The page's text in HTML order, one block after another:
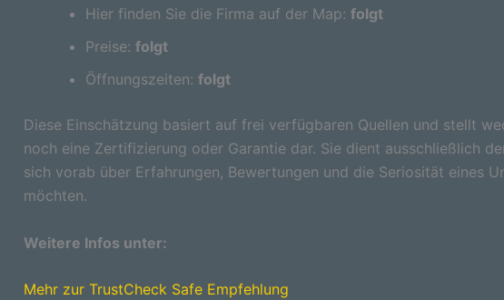
Hier finden Sie die Firma auf der Map: folgt
Preise: folgt
Öffnungszeiten: folgt
Diese Einschätzung basiert auf frei verfügbaren Quellen und stellt
noch eine Zertifizierung oder Garantie dar. Sie dient ausschließlich
sich vorab über Erfahrungen, Bewertungen und die Seriosität eines
möchten.
Weitere Infos unter:
Mehr zur TrustCheck Safe Empfehlung